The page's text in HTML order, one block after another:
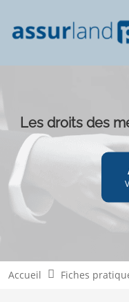
Les droits des
Accueil Fiches